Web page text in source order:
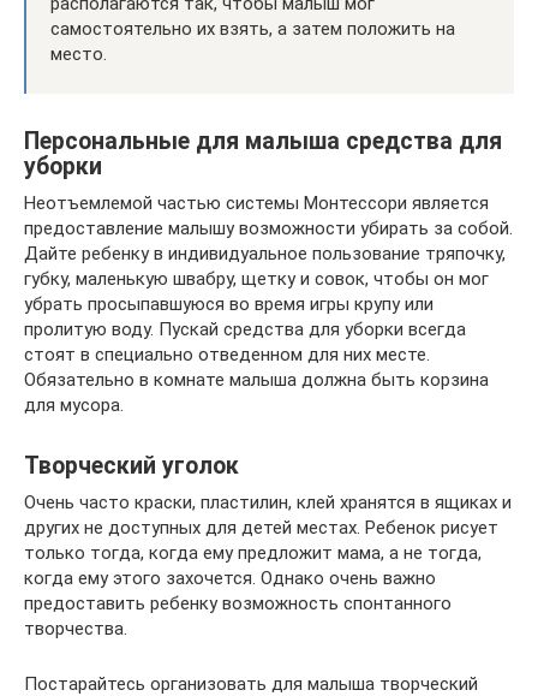
самостоятельно их взять, а затем положить на
место.
Персональные для малыша средства для
уборки
Неотъемлемой частью системы Монтессори является
предоставление малышу возможности убирать за собой.
Дайте ребенку в индивидуальное пользование тряпочку,
губку, маленькую швабру, щетку и совок, чтобы он мог
убрать просыпавшуюся во время игры крупу или
пролитую воду. Пускай средства для уборки всегда
стоят в специально отведенном для них месте.
Обязательно в комнате малыша должна быть корзина
для мусора.
Творческий уголок
Очень часто краски, пластилин, клей хранятся в ящиках и
других не доступных для детей местах. Ребенок рисует
только тогда, когда ему предложит мама, а не тогда,
когда ему этого захочется. Однако очень важно
предоставить ребенку возможность спонтанного
творчества.
Постарайтесь организовать для малыша творческий